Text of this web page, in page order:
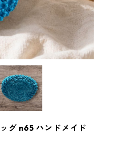
グ n65 ハンドメイド